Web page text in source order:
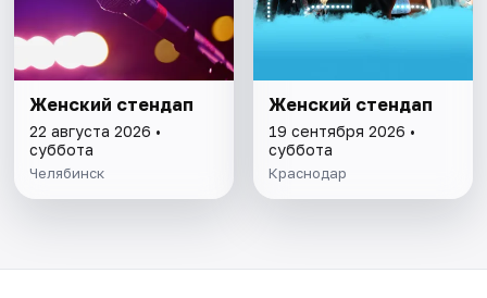
Женский стендап
22 августа 2026 •
суббота
Челябинск
Женский стендап
19 сентября 2026 •
суббота
Краснодар